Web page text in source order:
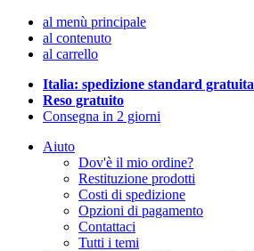
al menù principale
al contenuto
al carrello
Italia: spedizione standard gratuita
Reso gratuito
Consegna in 2 giorni
Aiuto
Dov'è il mio ordine?
Restituzione prodotti
Costi di spedizione
Opzioni di pagamento
Contattaci
Tutti i temi